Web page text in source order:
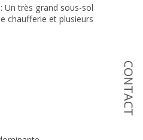
CONTACT
Un très grand sous-sol
chaufferie et plusieurs